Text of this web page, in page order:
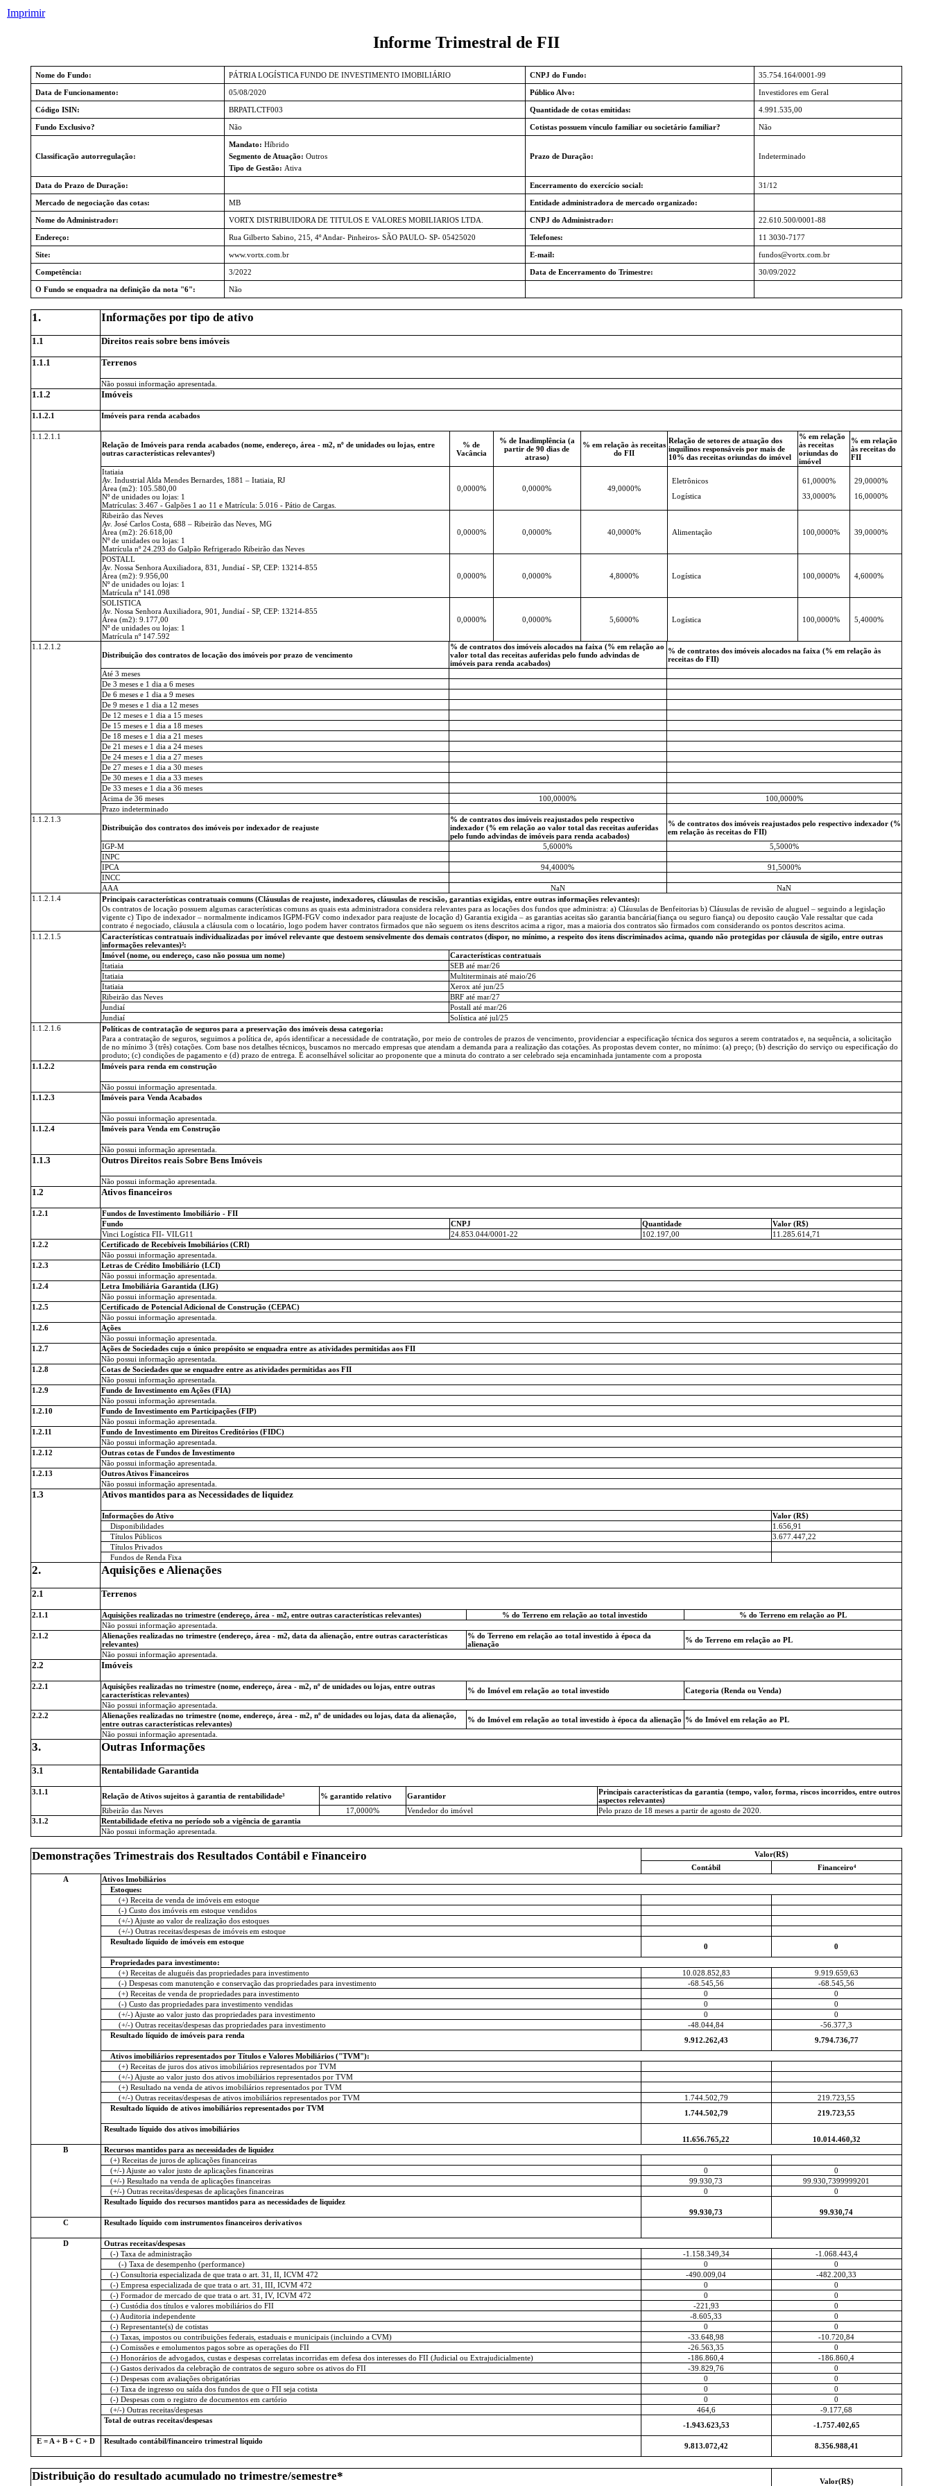
Imprimir
Informe Trimestral de FII
Nome do Fundo: PÁTRIA LOGÍSTICA FUNDO DE INVESTIMENTO IMOBILIÁRIO CNPJ do Fundo: 35.754.164/0001-99
Data de Funcionamento: 05/08/2020 Público Alvo: Investidores em Geral
Código ISIN: BRPATLCTF003 Quantidade de cotas emitidas: 4.991.535,00
Fundo Exclusivo? Não Cotistas possuem vínculo familiar ou societário familiar? Não
Classificação autorregulação:
Mandato: Híbrido
Segmento de Atuação: Outros
Tipo de Gestão: Ativa
Prazo de Duração: Indeterminado
Data do Prazo de Duração: Encerramento do exercício social: 31/12
Mercado de negociação das cotas: MB Entidade administradora de mercado organizado:
Nome do Administrador: VORTX DISTRIBUIDORA DE TITULOS E VALORES MOBILIARIOS LTDA. CNPJ do Administrador: 22.610.500/0001-88
Endereço: Rua Gilberto Sabino, 215, 4º Andar- Pinheiros- SÃO PAULO- SP- 05425020 Telefones: 11 3030-7177
Site: www.vortx.com.br E-mail: fundos@vortx.com.br
Competência: 3/2022 Data de Encerramento do Trimestre: 30/09/2022
O Fundo se enquadra na definição da nota "6": Não
1. Informações por tipo de ativo
1.1 Direitos reais sobre bens imóveis
1.1.1 Terrenos
Não possui informação apresentada.
1.1.2 Imóveis
1.1.2.1 Imóveis para renda acabados
1.1.2.1.1
Relação de Imóveis para renda acabados (nome, endereço, área - m2, nº de unidades ou lojas, entre
outras características relevantes¹)
% de
Vacância
% de Inadimplência (a
partir de 90 dias de
atraso)
% em relação às receitas
do FII
Relação de setores de atuação dos
inquilinos responsáveis por mais de
10% das receitas oriundas do imóvel
% em relação
às receitas
oriundas do
imóvel
% em relação
às receitas do
FII
Itatiaia
Av. Industrial Alda Mendes Bernardes, 1881 – Itatiaia, RJ
Área (m2): 105.580,00
Nº de unidades ou lojas: 1
Matrículas: 3.467 - Galpões 1 ao 11 e Matrícula: 5.016 - Pátio de Cargas.
0,0000% 0,0000% 49,0000%
Eletrônicos
Logística
61,0000%
33,0000%
29,0000%
16,0000%
Ribeirão das Neves
Av. José Carlos Costa, 688 – Ribeirão das Neves, MG
Área (m2): 26.618,00
Nº de unidades ou lojas: 1
Matrícula nº 24.293 do Galpão Refrigerado Ribeirão das Neves
0,0000% 0,0000% 40,0000% Alimentação 100,0000% 39,0000%
POSTALL
Av. Nossa Senhora Auxiliadora, 831, Jundiaí - SP, CEP: 13214-855
Área (m2): 9.956,00
Nº de unidades ou lojas: 1
Matrícula nº 141.098
0,0000% 0,0000% 4,8000% Logística 100,0000% 4,6000%
SOLISTICA
Av. Nossa Senhora Auxiliadora, 901, Jundiaí - SP, CEP: 13214-855
Área (m2): 9.177,00
Nº de unidades ou lojas: 1
Matrícula nº 147.592
0,0000% 0,0000% 5,6000% Logística 100,0000% 5,4000%
1.1.2.1.2
Distribuição dos contratos de locação dos imóveis por prazo de vencimento
% de contratos dos imóveis alocados na faixa (% em relação ao
valor total das receitas auferidas pelo fundo advindas de
imóveis para renda acabados)
% de contratos dos imóveis alocados na faixa (% em relação às
receitas do FII)
Até 3 meses
De 3 meses e 1 dia a 6 meses
De 6 meses e 1 dia a 9 meses
De 9 meses e 1 dia a 12 meses
De 12 meses e 1 dia a 15 meses
De 15 meses e 1 dia a 18 meses
De 18 meses e 1 dia a 21 meses
De 21 meses e 1 dia a 24 meses
De 24 meses e 1 dia a 27 meses
De 27 meses e 1 dia a 30 meses
De 30 meses e 1 dia a 33 meses
De 33 meses e 1 dia a 36 meses
Acima de 36 meses
100,0000%
100,0000%
Prazo indeterminado
1.1.2.1.3
Distribuição dos contratos dos imóveis por indexador de reajuste
% de contratos dos imóveis reajustados pelo respectivo
indexador (% em relação ao valor total das receitas auferidas
pelo fundo advindas de imóveis para renda acabados)
% de contratos dos imóveis reajustados pelo respectivo indexador (%
em relação às receitas do FII)
IGP-M
5,6000%
5,5000%
INPC
IPCA
94,4000%
91,5000%
INCC
AAA
NaN
NaN
1.1.2.1.4
Principais características contratuais comuns (Cláusulas de reajuste, indexadores, cláusulas de rescisão, garantias exigidas, entre outras informações relevantes):
Os contratos de locação possuem algumas características comuns as quais esta administradora considera relevantes para as locações dos fundos que administra: a) Cláusulas de Benfeitorias b) Cláusulas de revisão de aluguel – seguindo a legislação
vigente c) Tipo de indexador – normalmente indicamos IGPM-FGV como indexador para reajuste de locação d) Garantia exigida – as garantias aceitas são garantia bancária(fiança ou seguro fiança) ou deposito caução Vale ressaltar que cada
contrato é negociado, cláusula a cláusula com o locatário, logo podem haver contratos firmados que não seguem os itens descritos acima a rigor, mas a maioria dos contratos são firmados com considerando os pontos descritos acima.
1.1.2.1.5
Características contratuais individualizadas por imóvel relevante que destoem sensivelmente dos demais contratos (dispor, no mínimo, a respeito dos itens discriminados acima, quando não protegidas por cláusula de sigilo, entre outras
informações relevantes)²:
Imóvel (nome, ou endereço, caso não possua um nome)
Características contratuais
Itatiaia
SEB até mar/26
Itatiaia
Multiterminais até maio/26
Itatiaia
Xerox até jun/25
Ribeirão das Neves
BRF até mar/27
Jundiaí
Postall até mar/26
Jundiaí
Solística até jul/25
1.1.2.1.6
Políticas de contratação de seguros para a preservação dos imóveis dessa categoria:
Para a contratação de seguros, seguimos a política de, após identificar a necessidade de contratação, por meio de controles de prazos de vencimento, providenciar a especificação técnica dos seguros a serem contratados e, na sequência, a solicitação
de no mínimo 3 (três) cotações. Com base nos detalhes técnicos, buscamos no mercado empresas que atendam a demanda para a realização das cotações. As propostas devem conter, no mínimo: (a) preço; (b) descrição do serviço ou especificação do
produto; (c) condições de pagamento e (d) prazo de entrega. É aconselhável solicitar ao proponente que a minuta do contrato a ser celebrado seja encaminhada juntamente com a proposta
1.1.2.2
Imóveis para renda em construção
Não possui informação apresentada.
1.1.2.3
Imóveis para Venda Acabados
Não possui informação apresentada.
1.1.2.4
Imóveis para Venda em Construção
Não possui informação apresentada.
1.1.3 Outros Direitos reais Sobre Bens Imóveis
Não possui informação apresentada.
1.2 Ativos financeiros
1.2.1
Fundos de Investimento Imobiliário - FII
Fundo
CNPJ Quantidade
Valor (R$)
Vinci Logística FII- VILG11
24.853.044/0001-22 102.197,00
11.285.614,71
1.2.2
Certificado de Recebíveis Imobiliários (CRI)
Não possui informação apresentada.
1.2.3
Letras de Crédito Imobiliário (LCI)
Não possui informação apresentada.
1.2.4
Letra Imobiliária Garantida (LIG)
Não possui informação apresentada.
1.2.5
Certificado de Potencial Adicional de Construção (CEPAC)
Não possui informação apresentada.
1.2.6
Ações
Não possui informação apresentada.
1.2.7
Ações de Sociedades cujo o único propósito se enquadra entre as atividades permitidas aos FII
Não possui informação apresentada.
1.2.8
Cotas de Sociedades que se enquadre entre as atividades permitidas aos FII
Não possui informação apresentada.
1.2.9
Fundo de Investimento em Ações (FIA)
Não possui informação apresentada.
1.2.10
Fundo de Investimento em Participações (FIP)
Não possui informação apresentada.
1.2.11
Fundo de Investimento em Direitos Creditórios (FIDC)
Não possui informação apresentada.
1.2.12
Outras cotas de Fundos de Investimento
Não possui informação apresentada.
1.2.13
Outros Ativos Financeiros
Não possui informação apresentada.
1.3 Ativos mantidos para as Necessidades de liquidez
Informações do Ativo
Valor (R$)
Disponibilidades
1.656,91
Títulos Públicos
3.677.447,22
Títulos Privados
Fundos de Renda Fixa
2. Aquisições e Alienações
2.1 Terrenos
2.1.1 Aquisições realizadas no trimestre (endereço, área - m2, entre outras características relevantes) % do Terreno em relação ao total investido
% do Terreno em relação ao PL
Não possui informação apresentada.
2.1.2
Alienações realizadas no trimestre (endereço, área - m2, data da alienação, entre outras características
relevantes)
% do Terreno em relação ao total investido à época da
alienação
% do Terreno em relação ao PL
Não possui informação apresentada.
2.2 Imóveis
2.2.1
Aquisições realizadas no trimestre (nome, endereço, área - m2, nº de unidades ou lojas, entre outras
características relevantes)
% do Imóvel em relação ao total investido
Categoria (Renda ou Venda)
Não possui informação apresentada.
2.2.2
Alienações realizadas no trimestre (nome, endereço, área - m2, nº de unidades ou lojas, data da alienação,
entre outras características relevantes)
% do Imóvel em relação ao total investido à época da alienação % do Imóvel em relação ao PL
Não possui informação apresentada.
3. Outras Informações
3.1 Rentabilidade Garantida
3.1.1 Relação de Ativos sujeitos à garantia de rentabilidade³ % garantido relativo Garantidor
Principais características da garantia (tempo, valor, forma, riscos incorridos, entre outros
aspectos relevantes)
Ribeirão das Neves
17,0000% Vendedor do imóvel
Pelo prazo de 18 meses a partir de agosto de 2020.
3.1.2
Rentabilidade efetiva no período sob a vigência de garantia
Não possui informação apresentada.
Demonstrações Trimestrais dos Resultados Contábil e Financeiro
Valor(R$)
Contábil
Financeiro⁴
A
Ativos Imobiliários
Estoques:
(+) Receita de venda de imóveis em estoque
(-) Custo dos imóveis em estoque vendidos
(+/-) Ajuste ao valor de realização dos estoques
(+/-) Outras receitas/despesas de imóveis em estoque
Resultado líquido de imóveis em estoque
0
0
Propriedades para investimento:
(+) Receitas de aluguéis das propriedades para investimento
10.028.852,83
9.919.659,63
(-) Despesas com manutenção e conservação das propriedades para investimento
-68.545,56
-68.545,56
(+) Receitas de venda de propriedades para investimento
0
0
(-) Custo das propriedades para investimento vendidas
0
0
(+/-) Ajuste ao valor justo das propriedades para investimento
0
0
(+/-) Outras receitas/despesas das propriedades para investimento
-48.044,84
-56.377,3
Resultado líquido de imóveis para renda
9.912.262,43
9.794.736,77
Ativos imobiliários representados por Títulos e Valores Mobiliários ("TVM"):
(+) Receitas de juros dos ativos imobiliários representados por TVM
(+/-) Ajuste ao valor justo dos ativos imobiliários representados por TVM
(+) Resultado na venda de ativos imobiliários representados por TVM
(+/-) Outras receitas/despesas de ativos imobiliários representados por TVM
1.744.502,79
219.723,55
Resultado líquido de ativos imobiliários representados por TVM
1.744.502,79
219.723,55
Resultado líquido dos ativos imobiliários
11.656.765,22
10.014.460,32
B
Recursos mantidos para as necessidades de liquidez
(+) Receitas de juros de aplicações financeiras
(+/-) Ajuste ao valor justo de aplicações financeiras
0
0
(+/-) Resultado na venda de aplicações financeiras
99.930,73
99.930,7399999201
(+/-) Outras receitas/despesas de aplicações financeiras
0
0
Resultado líquido dos recursos mantidos para as necessidades de liquidez
99.930,73
99.930,74
C
Resultado líquido com instrumentos financeiros derivativos
D
Outras receitas/despesas
(-) Taxa de administração
-1.158.349,34
-1.068.443,4
(-) Taxa de desempenho (performance)
0
0
(-) Consultoria especializada de que trata o art. 31, II, ICVM 472
-490.009,04
-482.200,33
(-) Empresa especializada de que trata o art. 31, III, ICVM 472
0
0
(-) Formador de mercado de que trata o art. 31, IV, ICVM 472
0
0
(-) Custódia dos títulos e valores mobiliários do FII
-221,93
0
(-) Auditoria independente
-8.605,33
0
(-) Representante(s) de cotistas
0
0
(-) Taxas, impostos ou contribuições federais, estaduais e municipais (incluindo a CVM)
-33.648,98
-10.720,84
(-) Comissões e emolumentos pagos sobre as operações do FII
-26.563,35
0
(-) Honorários de advogados, custas e despesas correlatas incorridas em defesa dos interesses do FII (Judicial ou Extrajudicialmente)
-186.860,4
-186.860,4
(-) Gastos derivados da celebração de contratos de seguro sobre os ativos do FII
-39.829,76
0
(-) Despesas com avaliações obrigatórias
0
0
(-) Taxa de ingresso ou saída dos fundos de que o FII seja cotista
0
0
(-) Despesas com o registro de documentos em cartório
0
0
(+/-) Outras receitas/despesas
464,6
-9.177,68
Total de outras receitas/despesas
-1.943.623,53
-1.757.402,65
E = A + B + C + D
Resultado contábil/financeiro trimestral líquido
9.813.072,42 8.356.988,41
Distribuição do resultado acumulado no trimestre/semestre* Valor(R$)